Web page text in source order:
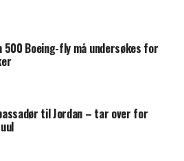
500 Boeing-fly må undersøkes for
til Jordan – tar over for